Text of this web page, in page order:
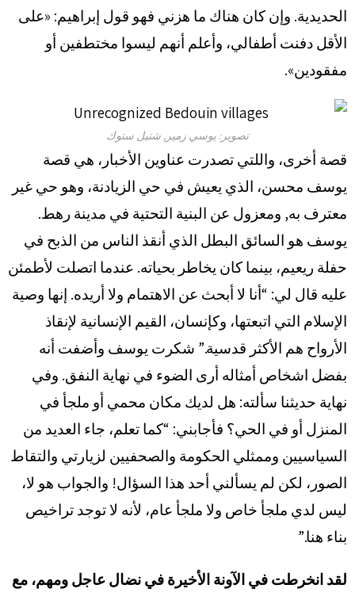
الحديدية. وإن كان هناك ما هزني فهو قول إبراهيم: «على
الأقل دفنت أطفالي، وأعلم أنهم ليسوا مختطفين أو
مفقودين».
تصوير: يوسي زمير, شتيل ستوك
قصة أخرى، واللتي تصدرت عناوين الأخبار، هي قصة
يوسف محسن، الذي يعيش في حي الزيادنة، وهو حي غير
معترف به, ومعزول عن البنية التحتية في مدينة رهط.
يوسف هو السائق البطل الذي أنقذ الناس من الذبح في
حفلة ريعيم، بينما كان يخاطر بحياته. عندما اتصلت لأطمئن
عليه قال لي: “أنا لا أبحث عن الاهتمام ولا أريده. إنها وصية
الإسلام التي اتبعتها، وكإنسان، القيم الإنسانية لإنقاذ
الأرواح هم الأكثر قدسية.” شكرت يوسف وأضفت أنه
بفضل اشخاص أمثاله أرى الضوء في نهاية النفق. وفي
نهاية حديثنا سألته: هل لديك مكان محمي أو ملجأ في
المنزل أو في الحي؟ فأجابني: “كما تعلم، جاء العديد من
السياسيين وممثلي الحكومة والصحفيين لزيارتي والتقاط
الصور، لكن لم يسألني أحد هذا السؤال! والجواب هو لا،
ليس لدي ملجأ خاص ولا ملجأ عام، لأنه لا توجد تراخيص
بناء هنا.”
لقد انخرطت في الآونة الأخيرة في نضال عاجل ومهم، مع